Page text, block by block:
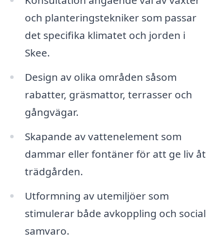
och planteringstekniker som passar
det specifika klimatet och jorden i
Skee.
Design av olika områden såsom
rabatter, gräsmattor, terrasser och
gångvägar.
Skapande av vattenelement som
dammar eller fontäner för att ge liv åt
trädgården.
Utformning av utemiljöer som
stimulerar både avkoppling och social
samvaro.